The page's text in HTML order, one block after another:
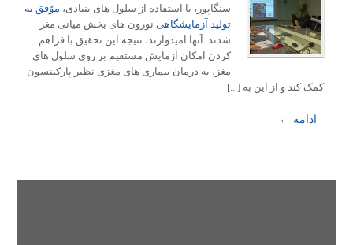
سنگاپور، با استفاده از سلول های بنیادی، موّفق به
تولید آزمایشگاهی نورون های بخش میانی مغز
شدند. آنها امیدوارند، نتیجه این تحقیق با فراهم
کردن امکان آزمایش مستقیم بر روی سلول های
مغز، به درمان بیماری های مغزی نظیر پارکینسون
کمک کند و از این به [...]
ادامه ←